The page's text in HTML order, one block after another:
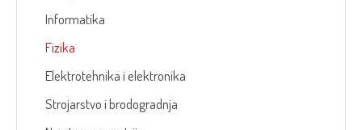
Informatika
Fizika
Elektrotehnika i elektronika
Strojarstvo i brodogradnja